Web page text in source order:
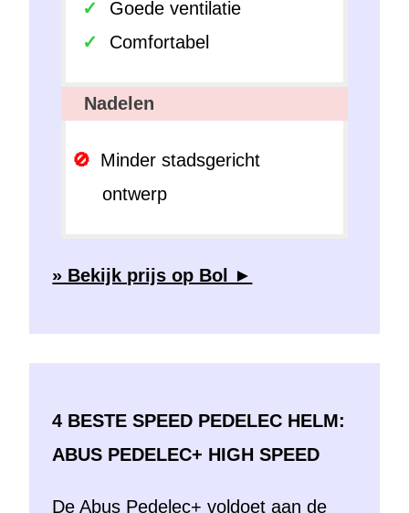
Goede ventilatie
Comfortabel
Nadelen
Minder stadsgericht
ontwerp
» Bekijk prijs op Bol ►
4 BESTE SPEED PEDELEC HELM:
ABUS PEDELEC+ HIGH SPEED
DeAbus Pedelec+ voldoet aan de